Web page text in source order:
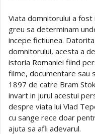
Viata domnitorului a
greu sa determinam
incepe fictiunea.
domnitorului, acesta a
istoria Romaniei fiind
filme, documentare sau
1897 de catre Bram
invart in jurul acestui
despre viata lui Vlad
cu sange rece doar
ajuta sa afli adevarul.